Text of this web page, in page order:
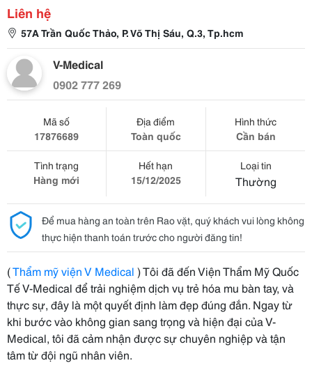
Liên hệ
57A Trần Quốc Thảo, P. Võ Thị Sáu, Q.3, Tp.hcm
V-Medical
0902 777 269
Mã số
17876689
Địa điểm
Toàn quốc
Hình thức
Cần bán
Tình trạng
Hàng mới
Hết hạn
15/12/2025
Loại tin
Thường
Để mua hàng an toàn trên Rao vặt, quý khách vui lòng không
thực hiện thanh toán trước cho người đăng tin!
(Thẩm mỹ viện V Medical ) Tôi đã đến Viện Thẩm Mỹ Quốc
Tế V-Medical để trải nghiệm dịch vụ trẻ hóa mu bàn tay, và
thực sự, đây là một quyết định làm đẹp đúng đắn. Ngay từ
khi bước vào không gian sang trọng và hiện đại của V-
Medical, tôi đã cảm nhận được sự chuyên nghiệp và tận
tâm từ đội ngũ nhân viên.